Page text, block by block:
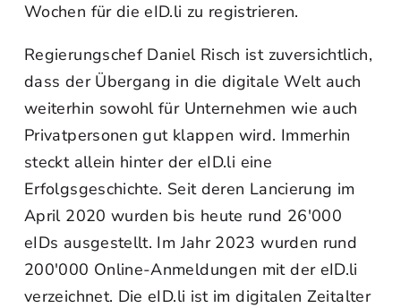
Wochen für die eID.li zu registrieren.
Regierungschef Daniel Risch ist zuversichtlich,
dass der Übergang in die digitale Welt auch
weiterhin sowohl für Unternehmen wie auch
Privatpersonen gut klappen wird. Immerhin
steckt allein hinter der eID.li eine
Erfolgsgeschichte. Seit deren Lancierung im
April 2020 wurden bis heute rund 26'000
eIDs ausgestellt. Im Jahr 2023 wurden rund
200'000 Online-Anmeldungen mit der eID.li
verzeichnet. Die eID.li ist im digitalen Zeitalter